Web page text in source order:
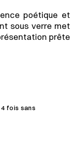
poétique et
sous verre met
prête
fois sans